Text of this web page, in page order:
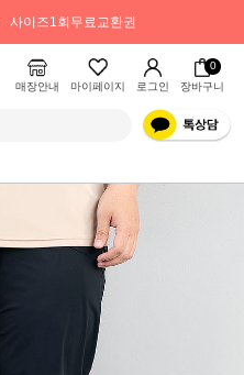
사이즈1회무료교환권
매장안내 마이페이지 로그인
0
장바구니